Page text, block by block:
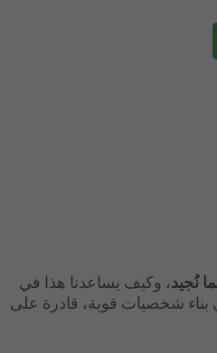
نُجيد، وكيف يساعدنا هذا في
شخصيات قوية، قادرة على